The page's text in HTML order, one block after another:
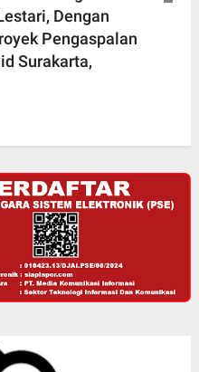
Dengan
Pengaspalan
Surakarta,